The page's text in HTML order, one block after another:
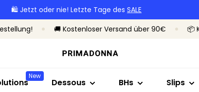
🛍️ Jetzt oder nie! Letzte Tage des SALE
🚚 Kostenloser Versand über 90€ 📦
New
Dessous
Shop nach Stil
Slips
Shapewear
Shop nach Kollektion
Primadonna Twist
Bestseller
BHs
Shop nach Größe
I bis M
Slips
Shop
Strings